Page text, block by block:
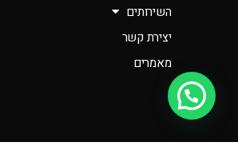
השירותים
יצירת קשר
מאמרים